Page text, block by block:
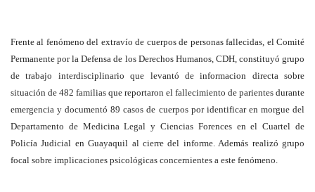
Frente al fenómeno del extravío de cuerpos de personas fallecidas, el Comité
Permanente por la Defensa de los Derechos Humanos, CDH, constituyó grupo
de trabajo interdisciplinario que levantó de informacion directa sobre
situación de 482 familias que reportaron el fallecimiento de parientes durante
emergencia y documentó 89 casos de cuerpos por identificar en morgue del
Departamento de Medicina Legal y Ciencias Forences en el Cuartel de
Policía Judicial en Guayaquil al cierre del informe. Además realizó grupo
focal sobre implicaciones psicológicas concernientes a este fenómeno.